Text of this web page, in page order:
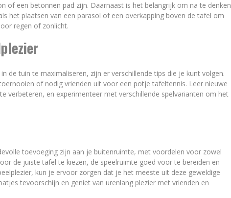
of een betonnen pad zijn. Daarnaast is het belangrijk om na te denken
het plaatsen van een parasol of een overkapping boven de tafel om
regen of zonlicht.
de tuin te maximaliseren, zijn er verschillende tips die je kunt volgen.
of nodig vrienden uit voor een potje tafeltennis. Leer nieuwe
verbeteren, en experimenteer met verschillende spelvarianten om het
toevoeging zijn aan je buitenruimte, met voordelen voor zowel
de juiste tafel te kiezen, de speelruimte goed voor te bereiden en
kun je ervoor zorgen dat je het meeste uit deze geweldige
tevoorschijn en geniet van urenlang plezier met vrienden en